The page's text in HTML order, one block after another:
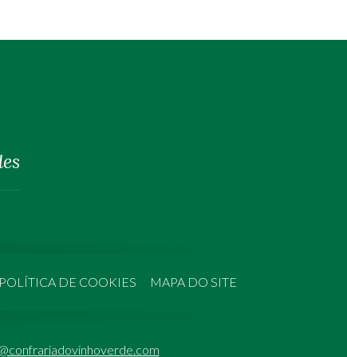
POLÍTICA DE COOKIES MAPA DO SITE